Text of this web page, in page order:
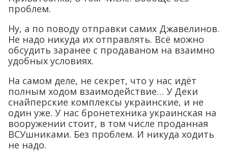
проблем.
Ну, а по поводу отправки самих Джавелинов.
Не надо никуда их отправлять. Всё можно
обсудить заранее с продаваном на взаимно
удобных условиях.
На самом деле, не секрет, что у нас идёт
полным ходом взаимодействие… У Деки
снайперские комплексы украинские, и не
один уже. У нас бронетехника украинская на
вооружении стоит, в том числе проданная
ВСУшниками. Без проблем. И никуда ходить
не надо.